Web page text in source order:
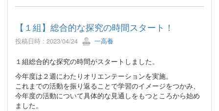
【１組】総合的な探究の時間スタート！
投稿日時 : 2023/04/24 一高養
１組総合的な探究の時間がスタートしました。
今年度は２週にわたりオリエンテーションを実施。
これまでの活動を振り返ることで学習のイメージをつかみ、
今年度の活動について具体的な見通しをもつところから始め
ました。